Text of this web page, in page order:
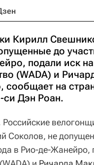
Кирилл
до
подали иск
(WADA) и
сообщает на
си Дэн Роан.
Российские
Соколов, не
в Рио-де-Жанейро,